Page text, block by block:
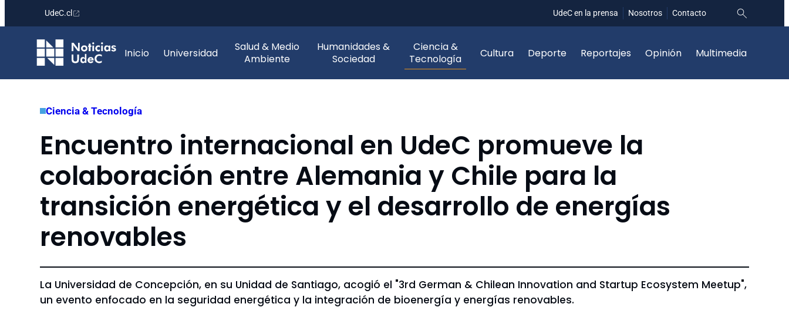
contenido
UdeC.cl UdeC en la prensa Nosotros Contacto
Inicio Universidad
Salud & Medio
Ambiente
Humanidades &
Sociedad
Ciencia &
Tecnología
Cultura Deporte Reportajes Opinión Multimedia
Ciencia & Tecnología
Encuentro internacional en UdeC promueve la
colaboración entre Alemania y Chile para la
transición energética y el desarrollo de energías
renovables
La Universidad de Concepción, en su Unidad de Santiago, acogió el "3rd German & Chilean Innovation and Startup Ecosystem Meetup",
un evento enfocado en la seguridad energética y la integración de bioenergía y energías renovables.